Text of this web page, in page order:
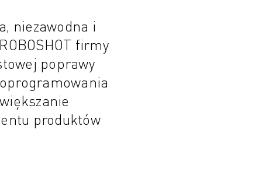
niezawodna i
firmy
poprawy
produktów